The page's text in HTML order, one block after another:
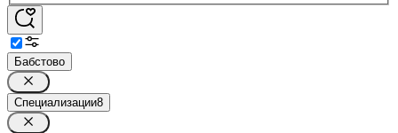
Бабстово
Специализации8